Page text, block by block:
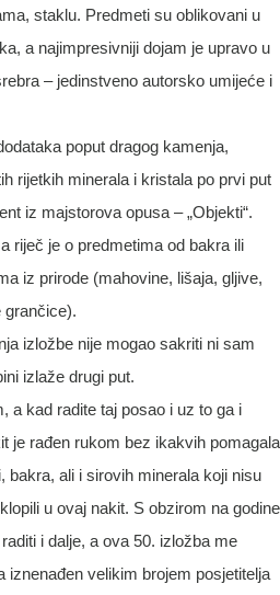
staklu. Predmeti su oblikovani u
a najimpresivniji dojam je upravo u
– jedinstveno autorsko umijeće i
poput dragog kamenja,
rijetkih minerala i kristala po prvi put
iz majstorova opusa – „Objekti“.
riječ je o predmetima od bakra ili
iz prirode (mahovine, lišaja, gljive,
grančice).
izložbe nije mogao sakriti ni sam
izlaže drugi put.
a kad radite taj posao i uz to ga i
je rađen rukom bez ikakvih pomagala
bakra, ali i sirovih minerala koji nisu
u ovaj nakit. S obzirom na godine
i dalje, a ova 50. izložba me
iznenađen velikim brojem posjetitelja